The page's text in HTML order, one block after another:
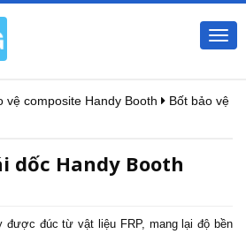
vệ composite Handy Booth
Bốt bảo vệ
dốc Handy Booth
được đúc từ vật liệu FRP, mang lại độ bền